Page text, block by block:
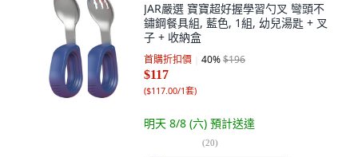
JAR嚴選 寶寶超好握學習勺叉 彎頭不
鏽鋼餐具組, 藍色, 1組, 幼兒湯匙 + 叉
子 + 收納盒
首購折扣價 40%$196
$117
($117.00/1套)
明天 8/8 (六) 預計送達
(20)